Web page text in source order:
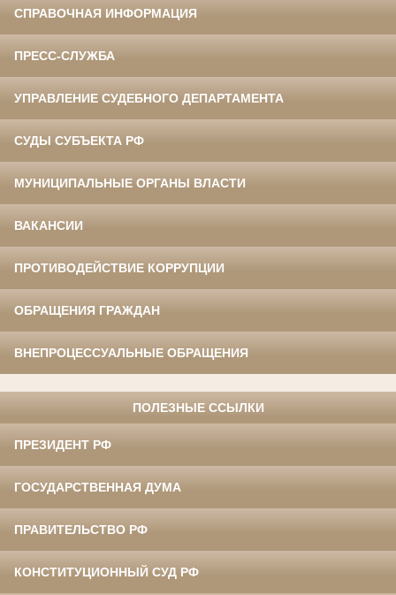
СПРАВОЧНАЯ ИНФОРМАЦИЯ
ПРЕСС-СЛУЖБА
УПРАВЛЕНИЕ СУДЕБНОГО ДЕПАРТАМЕНТА
СУДЫ СУБЪЕКТА РФ
МУНИЦИПАЛЬНЫЕ ОРГАНЫ ВЛАСТИ
ВАКАНСИИ
ПРОТИВОДЕЙСТВИЕ КОРРУПЦИИ
ОБРАЩЕНИЯ ГРАЖДАН
ВНЕПРОЦЕССУАЛЬНЫЕ ОБРАЩЕНИЯ
ПОЛЕЗНЫЕ ССЫЛКИ
ПРЕЗИДЕНТ РФ
ГОСУДАРСТВЕННАЯ ДУМА
ПРАВИТЕЛЬСТВО РФ
КОНСТИТУЦИОННЫЙ СУД РФ